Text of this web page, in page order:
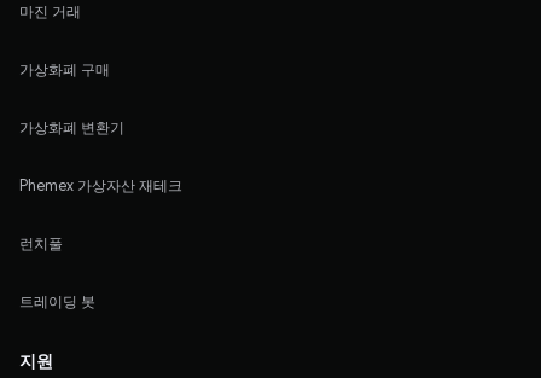
마진 거래
가상화폐 구매
가상화폐 변환기
Phemex 가상자산 재테크
런치풀
트레이딩 봇
지원